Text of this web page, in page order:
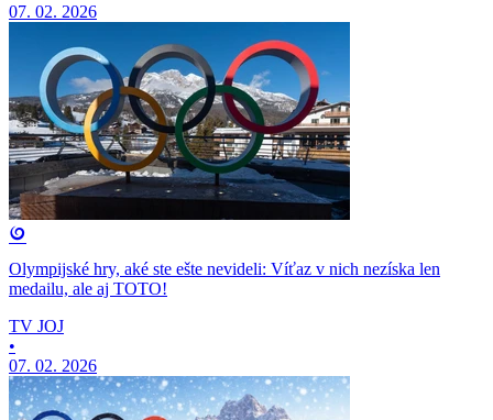
07. 02. 2026
Olympijské hry, aké ste ešte nevideli: Víťaz v nich nezíska len
medailu, ale aj TOTO!
TV JOJ
•
07. 02. 2026